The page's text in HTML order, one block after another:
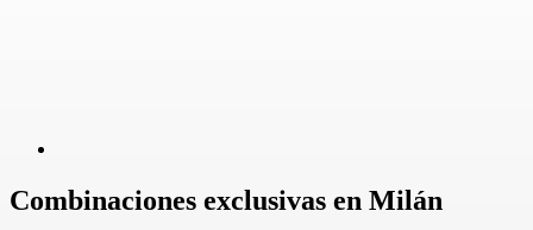
Combinaciones exclusivas en Milán